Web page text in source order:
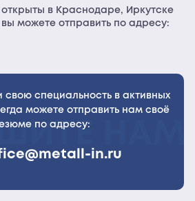
в Краснодаре, Иркутске
можете отправить по адресу:
свою специальность в активных
можете отправить нам своё
по адресу:
in.ru